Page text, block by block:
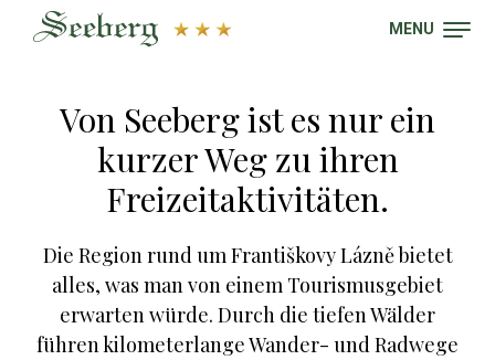
MENU
Von Seeberg ist es nur ein
kurzer Weg zu ihren
Freizeitaktivitäten.
Die Region rund um Františkovy Lázně bietet
alles, was man von einem Tourismusgebiet
erwarten würde. Durch die tiefen Wälder
führen kilometerlange Wander- und Radwege